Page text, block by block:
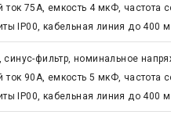
ток 75А, емкость 4 мкФ, частота
IP00, кабельная линия до 400 м
синус-фильтр, номинальное
ток 90А, емкость 5 мкФ, частота
IP00, кабельная линия до 400 м